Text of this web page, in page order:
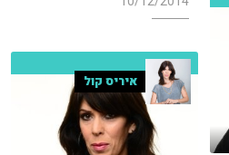
איריס קול